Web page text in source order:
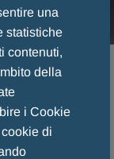
una
statistiche
contenuti,
della
i Cookie
di